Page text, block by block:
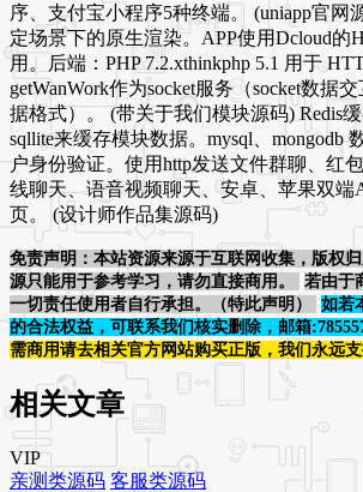
序、支付宝小程序5种终端。 (uniapp官网
定场景下的原生渲染。APP使用Dcloud的
用。后端：PHP 7.2.xthinkphp 5.1 用于
getWanWork作为socket服务（socket数据
据格式）。 (带关于我们模块源码) Redis
sqllite来缓存模块数据。mysql、mongodb
户身份验证。使用http发送文件群聊、红
线聊天、语音视频聊天、安卓、苹果双端
页。 (设计师作品集源码)
免责声明：本站资源来源于互联网收集，版权
源只能用于参考学习，请勿直接商用。
若由于
一切责任使用者自行承担。（特此声明）
如若
的合法权益，可联系我们核实删除，邮箱
需商用请去相关官方网站购买正版，我们永远支
相关文章
VIP
亲测类源码 客服类源码